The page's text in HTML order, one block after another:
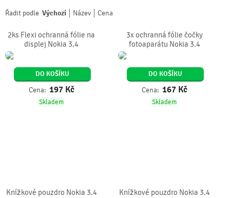
Řadit podle Výchozí Název Cena
2ks Flexi ochranná fólie na
displej Nokia 3.4
DO KOŠÍKU
Cena: 197 Kč
Skladem
3x ochranná fólie čočky
fotoaparátu Nokia 3.4
DO KOŠÍKU
Cena: 167 Kč
Skladem
Knížkové pouzdro Nokia 3.4
Knížkové pouzdro Nokia 3.4